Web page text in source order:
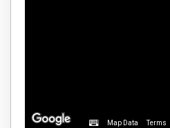
Map Data Terms